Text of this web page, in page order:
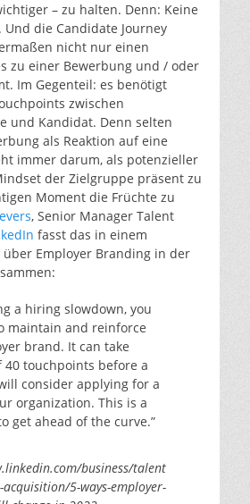
– zu halten. Denn: Keine
die Candidate Journey
nicht nur einen
zu einer Bewerbung und / oder
Im Gegenteil: es benötigt
zwischen
und Kandidat. Denn selten
als Reaktion auf eine
immer darum, als potenzieller
der Zielgruppe präsent zu
Moment die Früchte zu
, Senior Manager Talent
fasst das in einem
Employer Branding in der
a hiring slowdown, you
maintain and reinforce
brand. It can take
40 touchpoints before a
consider applying for a
organization. This is a
get ahead of the curve.”
business/talent
5-ways-employer-